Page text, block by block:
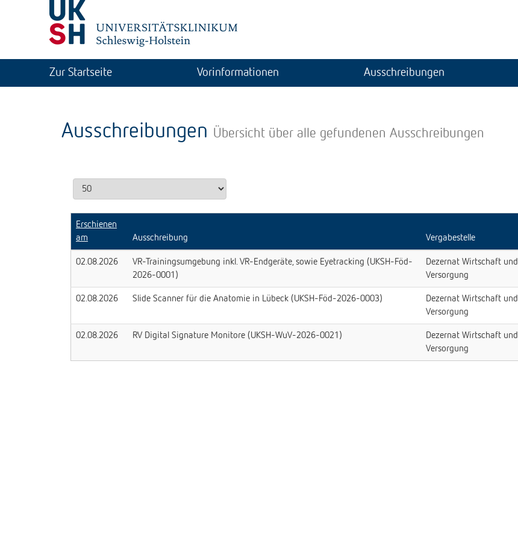
Zur Startseite Vorinformationen Ausschreibungen
Ausschreibungen Übersicht über alle gefundenen Ausschreibungen
Erschienen
am
Ausschreibung Vergabestelle
02.08.2026
VR-Trainingsumgebung inkl. VR-Endgeräte, sowie Eyetracking (UKSH-Föd-
2026-0001)
Dezernat Wirtschaft und
Versorgung
02.08.2026 Slide Scanner für die Anatomie in Lübeck (UKSH-Föd-2026-0003)
Dezernat Wirtschaft und
Versorgung
02.08.2026 RV Digital Signature Monitore (UKSH-WuV-2026-0021)
Dezernat Wirtschaft und
Versorgung